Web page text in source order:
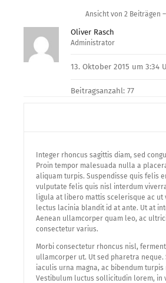
Ansicht von 2 Beiträgen
Oliver Rasch
Administrator
13. Oktober 2015 um 3:34
Beitragsanzahl: 77
Integer rhoncus sagittis diam, sed
Proin tempor malesuada nulla a
aliquam turpis. Suspendisse quis felis
vulputate felis quis nisl interdum
ligula at libero mattis scelerisque ac ut
lectus lacinia blandit id at ante. Ut at
Aenean ullamcorper quam leo, ac
consectetur varius.
Morbi consectetur rhoncus nisl,
ullamcorper ut. Ut sed pharetra neque.
iaculis urna magna, ac bibendum turpis
Vestibulum luctus sollicitudin lorem, in